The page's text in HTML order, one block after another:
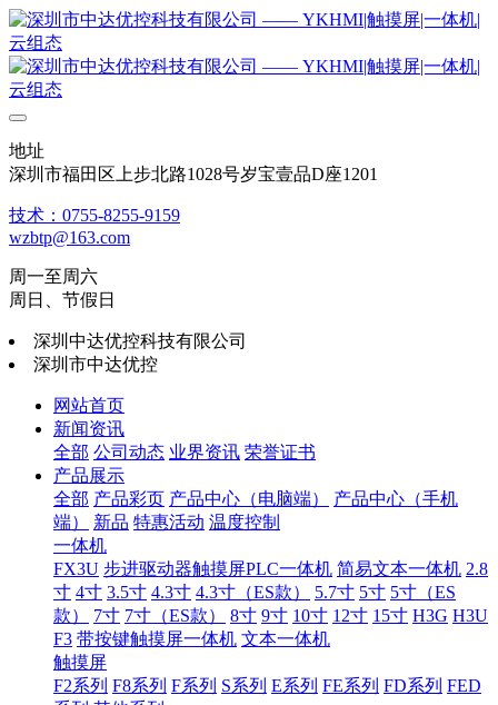
地址
深圳市福田区上步北路1028号岁宝壹品D座1201
技术：0755-8255-9159
wzbtp@163.com
周一至周六
周日、节假日
深圳中达优控科技有限公司
深圳市中达优控
网站首页
新闻资讯
全部 公司动态 业界资讯 荣誉证书
产品展示
全部 产品彩页 产品中心（电脑端）
产品中心（手机
端）
新品 特惠活动 温度控制
一体机
FX3U 步进驱动器触摸屏PLC一体机 简易文本一体机 2.8
寸 4寸 3.5寸 4.3寸 4.3寸（ES款） 5.7寸 5寸 5寸（ES
款）
7寸 7寸（ES款） 8寸 9寸 10寸 12寸 15寸 H3G H3U
F3 带按键触摸屏一体机 文本一体机
触摸屏
F2系列 F8系列 F系列 S系列 E系列 FE系列 FD系列 FED